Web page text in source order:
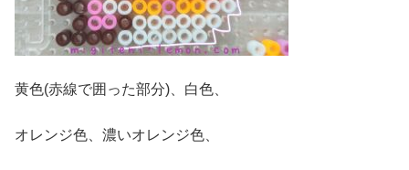
黄色(赤線で囲った部分)、白色、
オレンジ色、濃いオレンジ色、